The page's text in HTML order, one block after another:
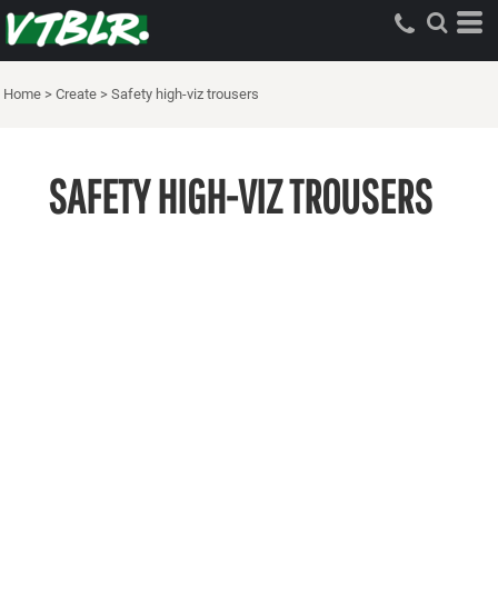
Home > Create > Safety high-viz trousers
SAFETY HIGH-VIZ TROUSERS